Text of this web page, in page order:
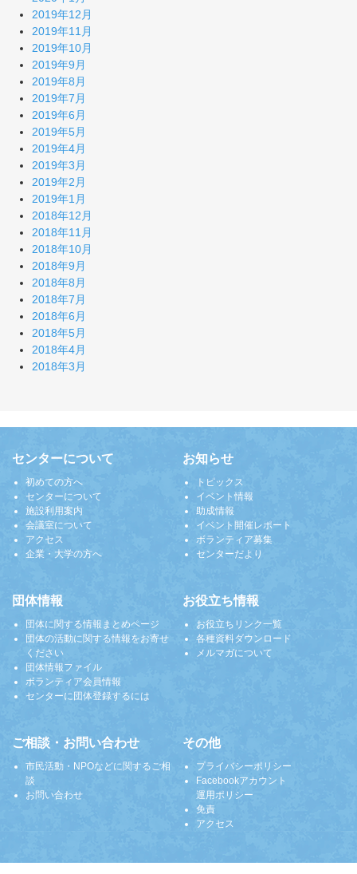
2019年12月
2019年11月
2019年10月
2019年9月
2019年8月
2019年7月
2019年6月
2019年5月
2019年4月
2019年3月
2019年2月
2019年1月
2018年12月
2018年11月
2018年10月
2018年9月
2018年8月
2018年7月
2018年6月
2018年5月
2018年4月
2018年3月
センターについて
初めての方へ
センターについて
施設利用案内
会議室について
アクセス
企業・大学の方へ
お知らせ
トピックス
イベント情報
助成情報
イベント開催レポート
ボランティア募集
センターだより
団体情報
団体に関する情報まとめページ
団体の活動に関する情報をお寄せ
ください
団体情報ファイル
ボランティア会員情報
センターに団体登録するには
お役立ち情報
お役立ちリンク一覧
各種資料ダウンロード
メルマガについて
ご相談・お問い合わせ
市民活動・NPOなどに関するご相
談
お問い合わせ
その他
プライバシーポリシー
Facebookアカウント
運用ポリシー
免責
アクセス